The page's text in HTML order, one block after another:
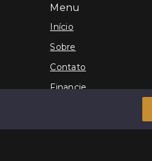
Menu
Início
Sobre
Contato
Financie